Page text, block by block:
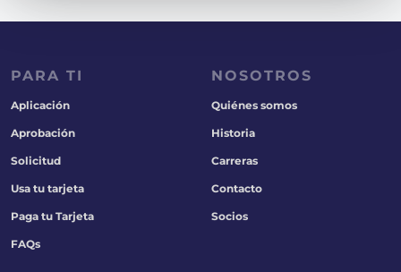
PARA TI
Aplicación
Aprobación
Solicitud
Usa tu tarjeta
Paga tu Tarjeta
FAQs
NOSOTROS
Quiénes somos
Historia
Carreras
Contacto
Socios